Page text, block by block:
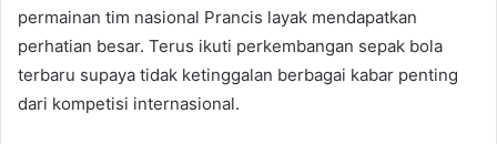
permainan tim nasional Prancis layak mendapatkan
perhatian besar. Terus ikuti perkembangan sepak bola
terbaru supaya tidak ketinggalan berbagai kabar penting
dari kompetisi internasional.